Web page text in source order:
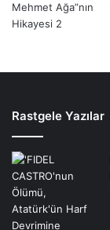
Rastgele Yazılar